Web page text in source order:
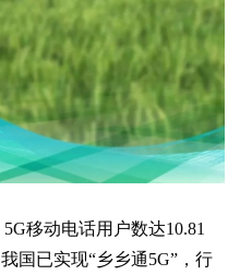
5G移动电话用户数达10.81
国已实现“乡乡通5G”，行